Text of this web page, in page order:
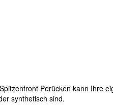
Perücken kann Ihre
synthetisch sind.